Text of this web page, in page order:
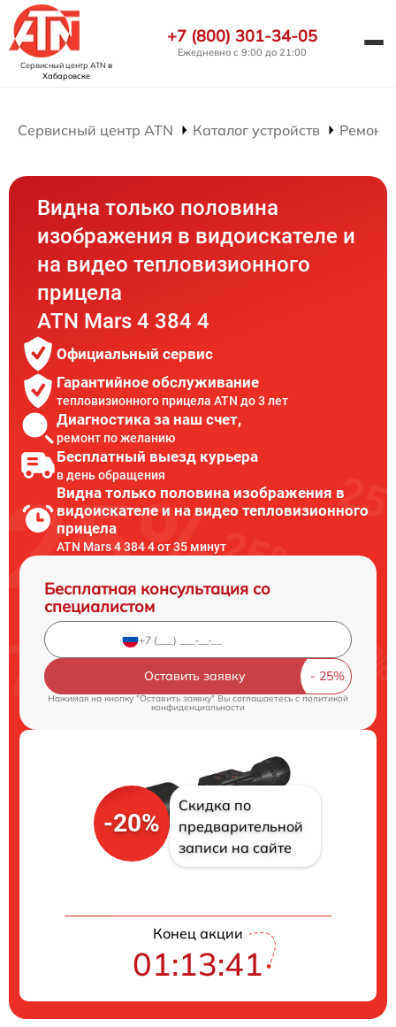
Сервисный центр ATN в
Хабаровске
+7 (800) 301-34-05
Ежедневно с 9:00 до 21:00
Сервисный центр ATN Каталог устройств Ремонт
Видна только половина
изображения в видоискателе и
на видео тепловизионного
прицела
ATN Mars 4 384 4
Официальный сервис
Гарантийное обслуживание
тепловизионного прицела ATN до 3 лет
Диагностика за наш счет,
ремонт по желанию
Бесплатный выезд курьера
в день обращения
Видна только половина изображения в
видоискателе и на видео тепловизионного
прицела
ATN Mars 4 384 4 от 35 минут
Бесплатная консультация со
специалистом
Оставить заявку
Нажимая на кнопку "Оставить заявку" Вы соглашаетесь cполитикой
конфиденциальности
-20%
Скидка по
предварительной
записи на сайте
Конец акции
01:13:41